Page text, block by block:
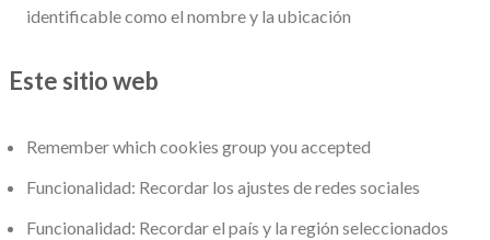
identificable como el nombre y la ubicación
Este sitio web
Remember which cookies group you accepted
Funcionalidad: Recordar los ajustes de redes sociales
Funcionalidad: Recordar el país y la región seleccionados